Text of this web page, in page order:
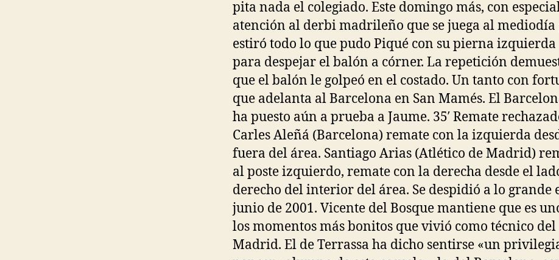
pita nada el colegiado. Este domingo más, con
atención al derbi madrileño que se juega al mediodía
estiró todo lo que pudo Piqué con su pierna izquierda
para despejar el balón a córner. La repetición
que el balón le golpeó en el costado. Un tanto con
que adelanta al Barcelona en San Mamés. El
ha puesto aún a prueba a Jaume. 35′ Remate
Carles Aleñá (Barcelona) remate con la izquierda
fuera del área. Santiago Arias (Atlético de Madrid)
al poste izquierdo, remate con la derecha desde el
derecho del interior del área. Se despidió a lo grande
junio de 2001. Vicente del Bosque mantiene que es
los momentos más bonitos que vivió como técnico del
Madrid. El de Terrassa ha dicho sentirse «un